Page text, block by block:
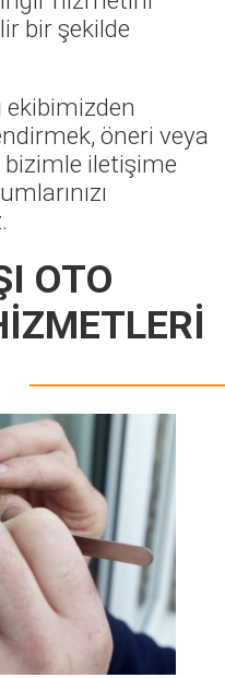
bir şekilde
ekibimizden
öneri veya
iletişime
OTO